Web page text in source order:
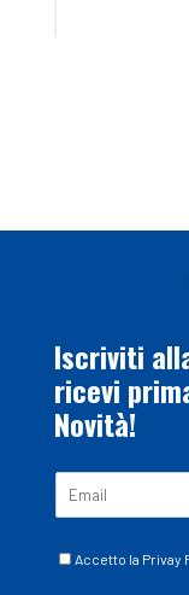
Iscriviti
ricevi
Novità!
C Accetto la Privay